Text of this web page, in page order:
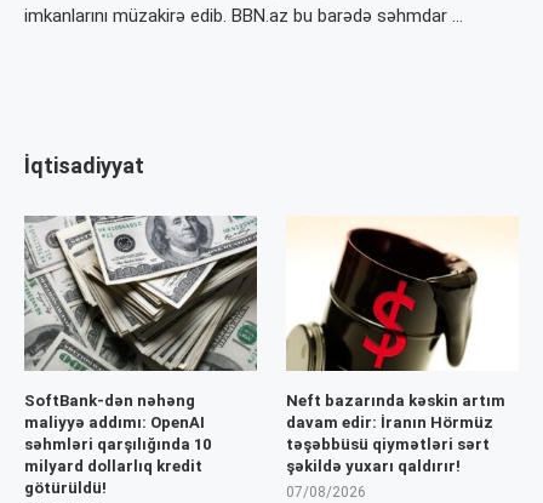
imkanlarını müzakirə edib. BBN.az bu barədə səhmdar …
İqtisadiyyat
SoftBank-dən nəhəng
maliyyə addımı: OpenAI
səhmləri qarşılığında 10
milyard dollarlıq kredit
götürüldü!
Neft bazarında kəskin artım
davam edir: İranın Hörmüz
təşəbbüsü qiymətləri sərt
şəkildə yuxarı qaldırır!
07/08/2026